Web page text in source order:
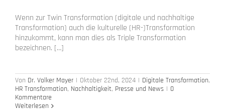
Wenn zur Twin Transformation (digitale und nachhaltige
Transformation) auch die kulturelle (HR-)Transformation
hinzukommt, kann man dies als Triple Transformation
bezeichnen. […]
Von Dr. Volker Mayer | Oktober 22nd, 2024 | Digitale Transformation,
HR Transformation, Nachhaltigkeit, Presse und News | 0
Kommentare
Weiterlesen